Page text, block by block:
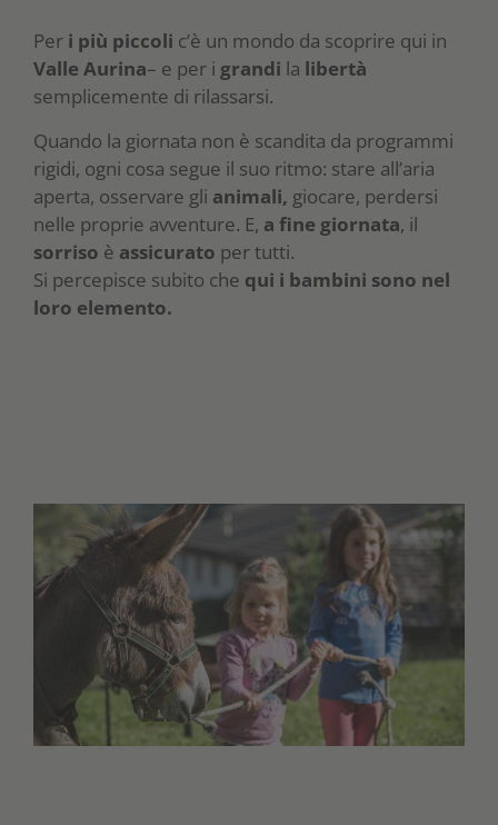
Per i più piccoli c’è un mondo da scoprire qui in
Valle Aurina– e per i grandi la libertà
semplicemente di rilassarsi.
Quando la giornata non è scandita da programmi
rigidi, ogni cosa segue il suo ritmo: stare all’aria
aperta, osservare gli animali, giocare, perdersi
nelle proprie avventure. E, a fine giornata, il
sorriso è assicurato per tutti.
Si percepisce subito che qui i bambini sono nel
loro elemento.